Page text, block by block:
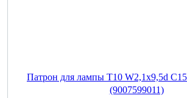
Патрон для лампы T10 W2,1x9,5d
(9007599011)